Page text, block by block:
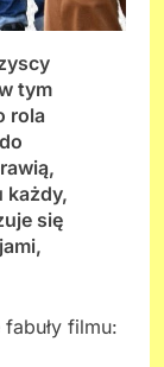
tym
rola
każdy,
się
filmu: